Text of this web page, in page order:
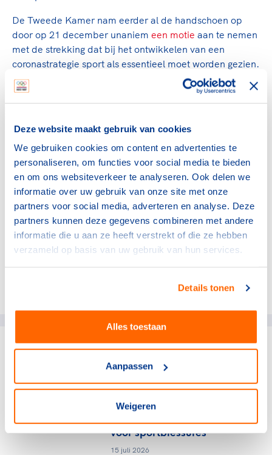
Deze website maakt gebruik van cookies
We gebruiken cookies om content en advertenties te
personaliseren, om functies voor social media te bieden
en om ons websiteverkeer te analyseren. Ook delen we
informatie over uw gebruik van onze site met onze
partners voor social media, adverteren en analyse. Deze
partners kunnen deze gegevens combineren met andere
informatie die u aan ze heeft verstrekt of die ze hebben
verzameld op basis van uw gebruik van hun services.
Details tonen
Alles toestaan
Aanpassen
Weigeren
De Tweede Kamer nam eerder al de handschoen op
door op 21 december unaniem een motie aan te nemen
met de strekking dat bij het ontwikkelen van een
coronastrategie sport als essentieel moet worden gezien.
"Het is heel mooi om te zien dat Nederland zo graag wil
sporten en dat deze petitie zo is ondertekend. Ik merk
zin hebben om met name weer met een binnensport
aan de gang te gaan", reageerde minister Helder.
Luistertip
Luister naar het interview met Marc van den Tweel
bij Spraakmakers
gerelateerde artikelen
NOC*NSF
Verlos het midden- en
kleinbedrijf van de rekening
voor sportblessures
15 juli 2026